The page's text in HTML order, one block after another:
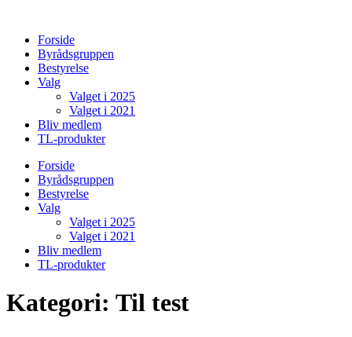
indholdForside
Byrådsgruppen
Bestyrelse
Valg
Valget i 2025
Valget i 2021
Bliv medlem
TL-produkter
Forside
Byrådsgruppen
Bestyrelse
Valg
Valget i 2025
Valget i 2021
Bliv medlem
TL-produkter
Kategori: Til test